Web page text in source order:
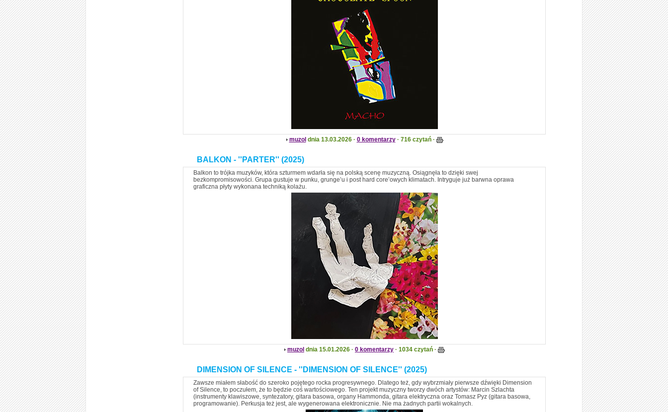
muzol dnia 13.03.2026 · 0 komentarzy· 716 czytań ·
BALKON - ''PARTER'' (2025)
Balkon to trójka muzyków, która szturmem wdarła się na polską scenę muzyczną. Osiągnęła to dzięki swej
bezkompromisowości. Grupa gustuje w punku, grunge’u i post hard core’owych klimatach. Intryguje już barwna oprawa
graficzna płyty wykonana techniką kolażu.
muzol dnia 15.01.2026 · 0 komentarzy · 1034 czytań ·
DIMENSION OF SILENCE - ''DIMENSION OF SILENCE'' (2025)
Zawsze miałem słabość do szeroko pojętego rocka progresywnego. Dlatego też, gdy wybrzmiały pierwsze dźwięki Dimension
of Silence, to poczułem, że to będzie coś wartościowego. Ten projekt muzyczny tworzy dwóch artystów: Marcin Szlachta
(instrumenty klawiszowe, syntezatory, gitara basowa, organy Hammonda, gitara elektryczna oraz Tomasz Pyz (gitara basowa,
programowanie). Perkusja też jest, ale wygenerowana elektronicznie. Nie ma żadnych partii wokalnych.